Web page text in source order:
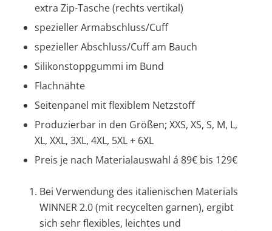
extra Zip-Tasche (rechts vertikal)
spezieller Armabschluss/Cuff
spezieller Abschluss/Cuff am Bauch
Silikonstoppgummi im Bund
Flachnähte
Seitenpanel mit flexiblem Netzstoff
Produzierbar in den Größen; XXS, XS, S, M, L,
XL, XXL, 3XL, 4XL, 5XL + 6XL
Preis je nach Materialauswahl á 89€ bis 129€
Bei Verwendung des italienischen Materials
WINNER 2.0 (mit recycelten garnen), ergibt
sich sehr flexibles, leichtes und